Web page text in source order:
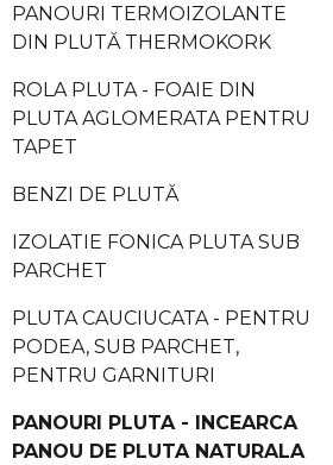
PANOURI TERMOIZOLANTE
DIN PLUTĂ THERMOKORK
ROLA PLUTA - FOAIE DIN
PLUTA AGLOMERATA PENTRU
TAPET
BENZI DE PLUTĂ
IZOLATIE FONICA PLUTA SUB
PARCHET
PLUTA CAUCIUCATA - PENTRU
PODEA, SUB PARCHET,
PENTRU GARNITURI
PANOURI PLUTA - INCEARCA
PANOU DE PLUTA NATURALA